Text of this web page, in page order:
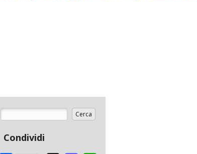
Form di ricerca
Cerca
Condividi